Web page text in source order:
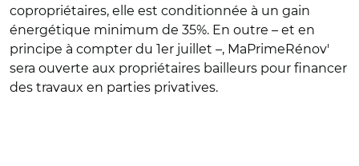
copropriétaires, elle est conditionnée à un gain
énergétique minimum de 35%. En outre – et en
principe à compter du 1er juillet –, MaPrimeRénov'
sera ouverte aux propriétaires bailleurs pour financer
des travaux en parties privatives.